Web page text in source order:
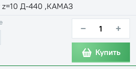
z=10 Д-440 ,КАМАЗ
− +
Купить